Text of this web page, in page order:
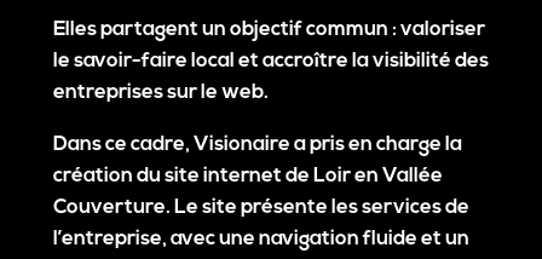
Elles partagent un objectif commun : valoriser
le savoir-faire local et accroître la visibilité des
entreprises sur le web.
Dans ce cadre, Visionaire a pris en charge la
création du site internet de Loir en Vallée
Couverture. Le site présente les services de
l’entreprise, avec une navigation fluide et un